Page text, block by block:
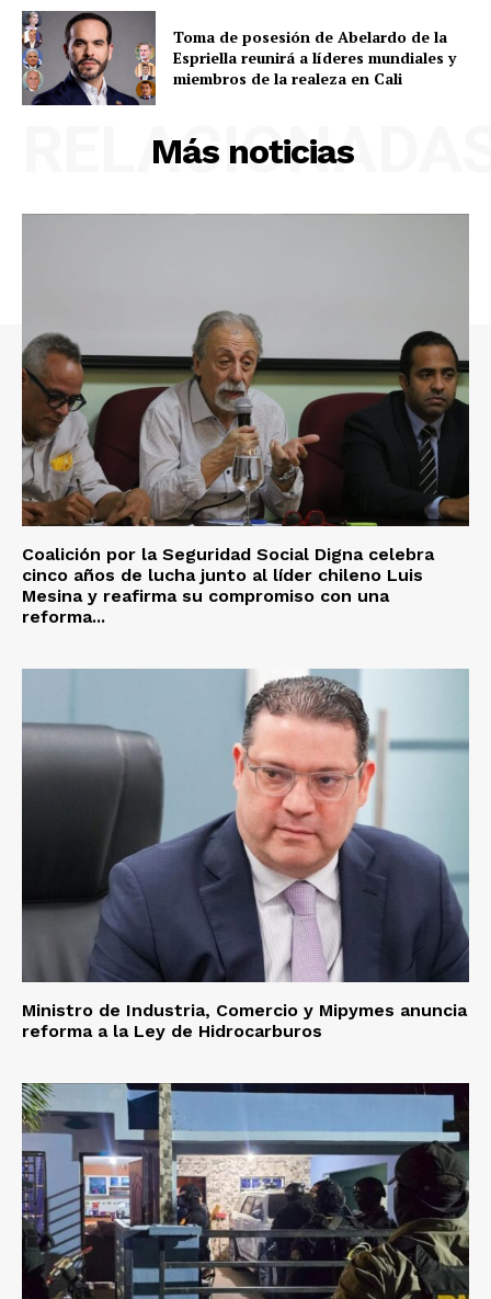
Toma de posesión de Abelardo de la
Espriella reunirá a líderes mundiales y
miembros de la realeza en Cali
Más noticias
Coalición por la Seguridad Social Digna celebra
cinco años de lucha junto al líder chileno Luis
Mesina y reafirma su compromiso con una
reforma...
Ministro de Industria, Comercio y Mipymes anuncia
reforma a la Ley de Hidrocarburos